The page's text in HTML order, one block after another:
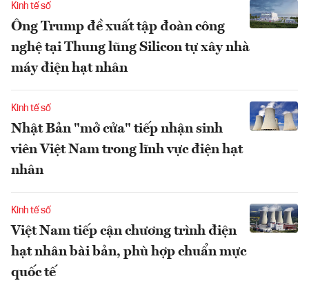
Kinh tế số
Ông Trump đề xuất tập đoàn công
nghệ tại Thung lũng Silicon tự xây nhà
máy điện hạt nhân
Kinh tế số
Nhật Bản "mở cửa" tiếp nhận sinh
viên Việt Nam trong lĩnh vực điện hạt
nhân
Kinh tế số
Việt Nam tiếp cận chương trình điện
hạt nhân bài bản, phù hợp chuẩn mực
quốc tế